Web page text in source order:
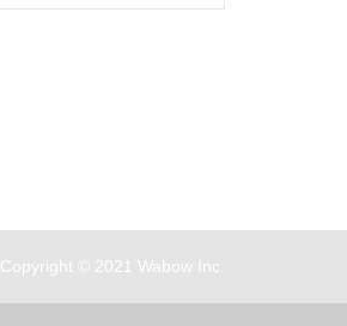
Copyright © 2021 Wabow Inc.